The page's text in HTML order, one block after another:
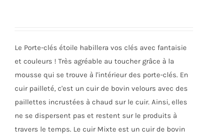
choisies
sur
du
Le Porte-clés étoile habillera vos clés avec fantaisie
et couleurs ! Très agréable au toucher grâce à la
mousse qui se trouve à l'intérieur des porte-clés. En
cuir pailleté, c'est un cuir de bovin velours avec des
paillettes incrustées à chaud sur le cuir. Ainsi, elles
ne se dispersent pas et restent sur le produits à
travers le temps. Le cuir Mixte est un cuir de bovin